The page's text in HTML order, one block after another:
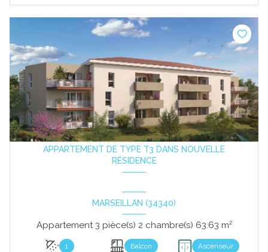
APPARTEMENT DE TYPE T3 DANS NOUVELLE
RÉSIDENCE
MARSEILLAN (34340)
Appartement 3 pièce(s) 2 chambre(s) 63.63 m²
1 Balcon Ascenseur